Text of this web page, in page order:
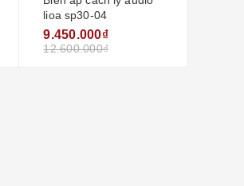
lioa sp30-04
9.450.000₫
12.600.000₫